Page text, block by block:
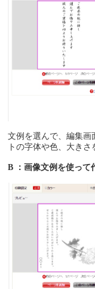
文例を選んで、編集画
トの字体や色、大きさ
B ：画像文例を使って